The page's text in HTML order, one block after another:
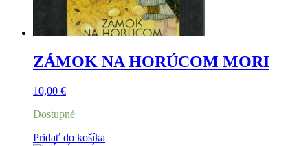
ZÁMOK NA HORÚCOM MORI
10,00 €
Dostupné
Pridať do košíka